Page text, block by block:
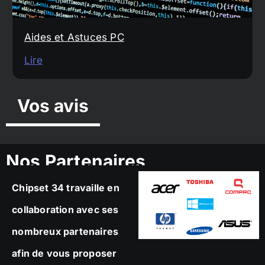
Aides et Astuces PC
Lire
Vos avis
Nos Partenaires
Chipset 34 travaille en
collaboration avec ses
nombreux partenaires
afin de vous proposer